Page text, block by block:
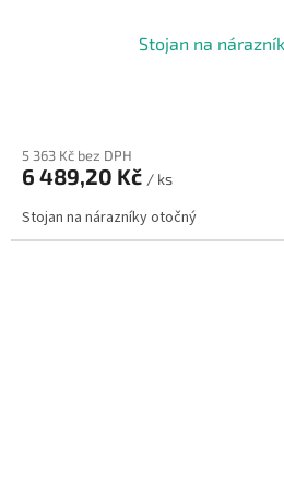
Stojan na
5 363 Kč bez DPH
6 489,20 Kč / ks
Stojan na nárazníky otočný